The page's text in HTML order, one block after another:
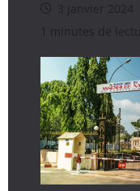
3 janvier 2024
1 minutes de